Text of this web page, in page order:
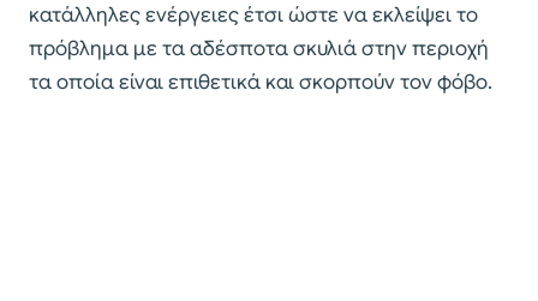
κατάλληλες ενέργειες έτσι ώστε να εκλείψει το
πρόβλημα με τα αδέσποτα σκυλιά στην περιοχή
τα οποία είναι επιθετικά και σκορπούν τον φόβο.